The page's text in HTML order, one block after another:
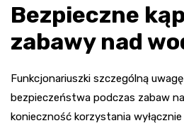
Bezpieczne
zabawy nad
Funkcjonariuszki szczególną
bezpieczeństwa podczas zabaw
konieczność korzystania